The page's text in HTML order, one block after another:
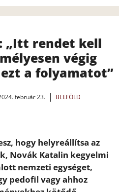
„Itt rendet kell
végig
a folyamatot”
február 23. BELFÖLD
hogy helyreállítsa az
Novák Katalin kegyelmi
nemzeti egységet,
pedofil vagy ahhoz